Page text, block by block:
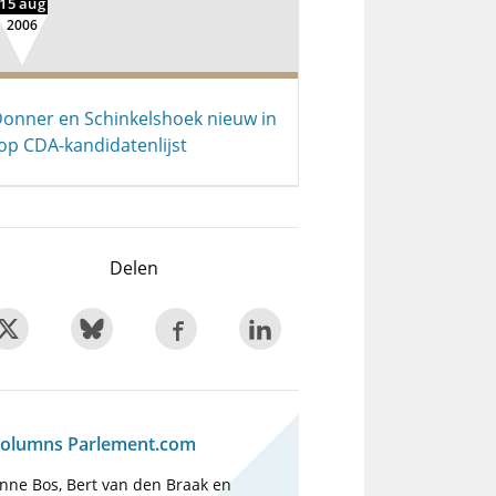
2006
en Schinkelshoek nieuw in
CDA-kandidatenlijst
Delen
Parlement.com
Bos, Bert van den Braak en